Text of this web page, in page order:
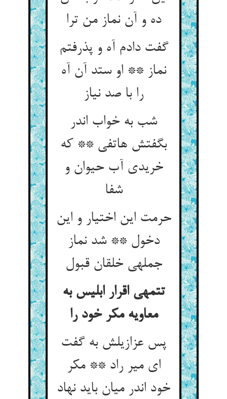
ده و آن نماز من ترا
گفت دادم آه و پذرفتم
نماز ** او ستد آن آه
را با صد نیاز
شب به خواب اندر
بگفتش هاتفی ** که
خریدی آب حیوان و
شفا
حرمت این اختیار و این
دخول ** شد نماز
جمله‏ی خلقان قبول‏
تتمه‏ی اقرار ابلیس به
معاویه مکر خود را
پس عزازیلش به گفت
ای میر راد ** مکر
خود اندر میان باید نهاد